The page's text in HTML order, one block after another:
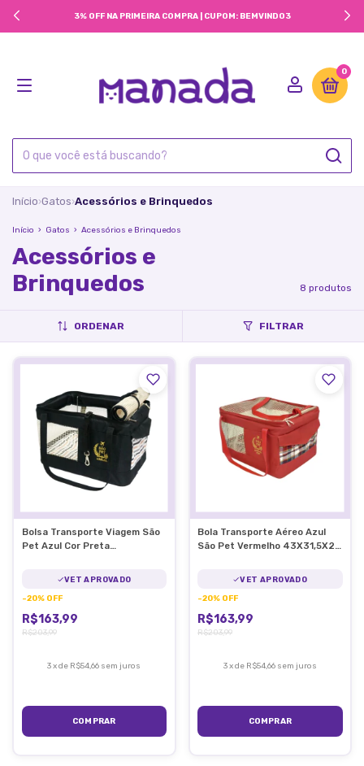
3% OFF NA PRIMEIRA COMPRA | CUPOM: BEMVINDO3
0
Início›Gatos›Acessórios e Brinquedos
Início › Gatos › Acessórios e Brinquedos
Acessórios e
Brinquedos
8 produtos
ORDENAR FILTRAR
Bolsa Transporte Viagem São
Pet Azul Cor Preta
VET APROVADO
-20% OFF
R$163,99
R$203,99
3xde R$54,66 sem juros
Bola Transporte Aéreo Azul
São Pet Vermelho 43X31,5X20
VET APROVADO
-20% OFF
R$163,99
R$203,99
3xde R$54,66 sem juros